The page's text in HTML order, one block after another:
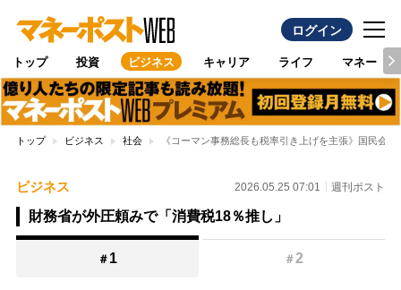
ログイン
トップ 投資 ビジネス キャリア ライフ マネー
トップ ビジネス 社会 《コーマン事務総長も税率引き上げを主張》国民会
ビジネス 2026.05.25 07:01 週刊ポスト
財務省が外圧頼みで「消費税18％推し」
＃ 1 ＃2